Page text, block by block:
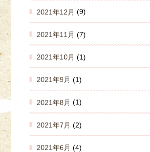
2021年12月 (9)
2021年11月 (7)
2021年10月 (1)
2021年9月 (1)
2021年8月 (1)
2021年7月 (2)
2021年6月 (4)